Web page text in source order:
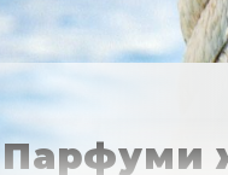
Парфуми